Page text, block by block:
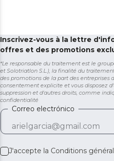
Inscrivez-vous à la lettre
offres et des promotions
*Le responsable du traitement est le
et Solotriatlon S.L.), la finalité du
des promotions de la part des entreprises
consentement explicite et vous disposez
suppression et d'autres droits, comme
confidentialité
Correo electrónico
J'accepte la Conditions